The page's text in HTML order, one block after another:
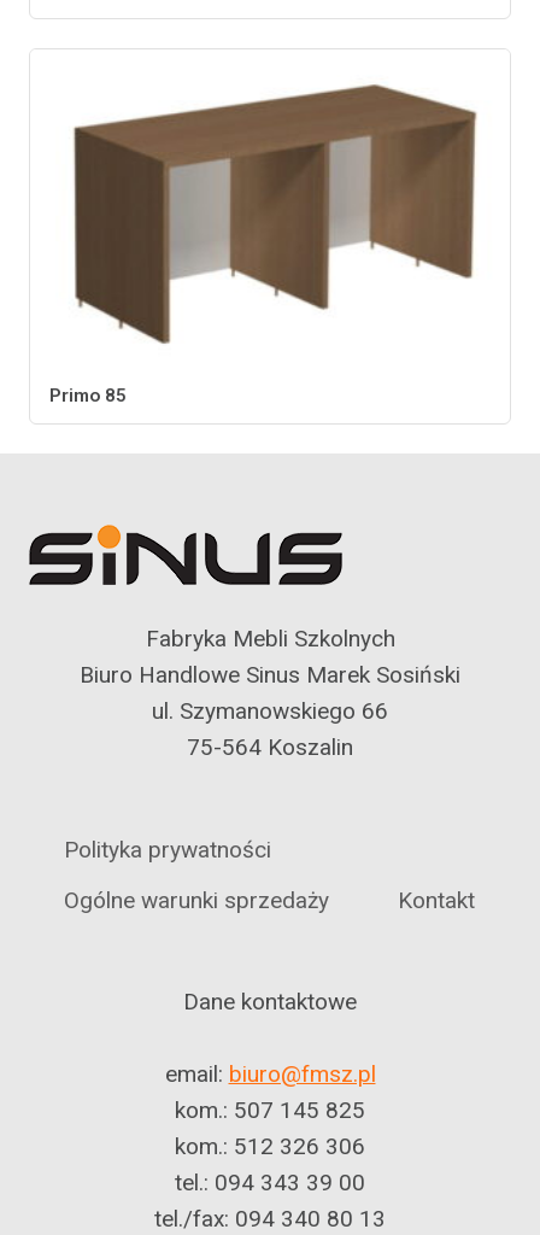
Primo 85
Fabryka Mebli Szkolnych
Biuro Handlowe Sinus Marek Sosiński
ul. Szymanowskiego 66
75-564 Koszalin
Polityka prywatności
Ogólne warunki sprzedaży
Kontakt
Dane kontaktowe
email: biuro@fmsz.pl
kom.: 507 145 825
kom.: 512 326 306
tel.: 094 343 39 00
tel./fax: 094 340 80 13